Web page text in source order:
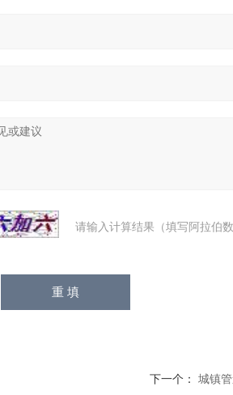
请输入计算结果（填写阿拉伯
下一个： 城镇